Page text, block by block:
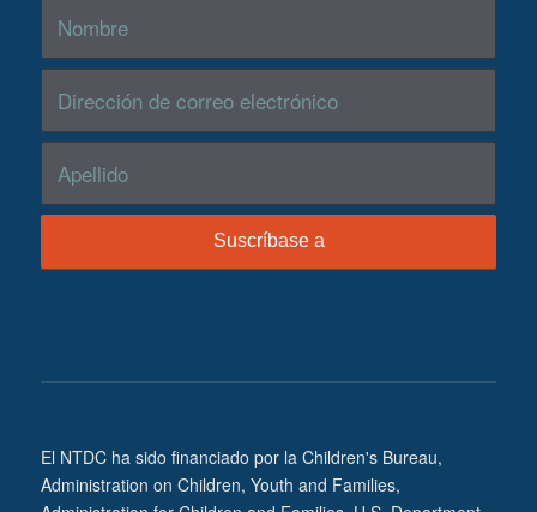
El NTDC ha sido financiado por la Children's Bureau,
Administration on Children, Youth and Families,